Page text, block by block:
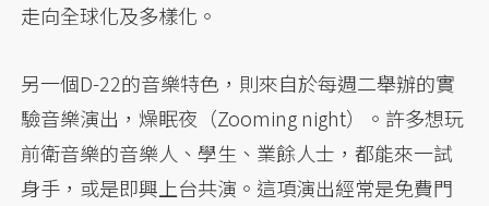
走向全球化及多樣化。
另一個D-22的音樂特色，則來自於每週二舉辦的實
驗音樂演出，燥眠夜（Zooming night）。許多想玩
前衛音樂的音樂人、學生、業餘人士，都能來一試
身手，或是即興上台共演。這項演出經常是免費門